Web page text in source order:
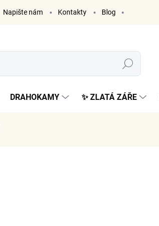
Napište nám Kontakty Blog
Hledat
DRAHOKAMY ✨ ZLATÁ ZÁŘE